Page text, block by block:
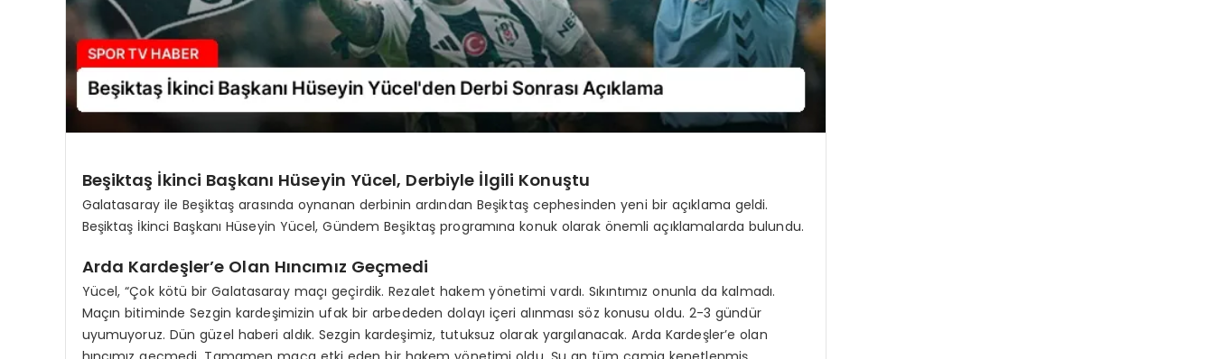
Beşiktaş İkinci Başkanı Hüseyin Yücel, Derbiyle İlgili Konuştu
Galatasaray ile Beşiktaş arasında oynanan derbinin ardından Beşiktaş cephesinden yeni bir açıklama geldi.
Beşiktaş İkinci Başkanı Hüseyin Yücel, Gündem Beşiktaş programına konuk olarak önemli açıklamalarda bulundu.
Arda Kardeşler’e Olan Hıncımız Geçmedi
Yücel, “Çok kötü bir Galatasaray maçı geçirdik. Rezalet hakem yönetimi vardı. Sıkıntımız onunla da kalmadı.
Maçın bitiminde Sezgin kardeşimizin ufak bir arbededen dolayı içeri alınması söz konusu oldu. 2-3 gündür
uyumuyoruz. Dün güzel haberi aldık. Sezgin kardeşimiz, tutuksuz olarak yargılanacak. Arda Kardeşler’e olan